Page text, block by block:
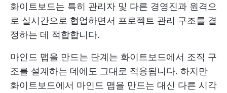
화이트보드는 특히 관리자 및 다른 경영진과 원격으
로 실시간으로 협업하면서 프로젝트 관리 구조를 결
정하는 데 적합합니다.
마인드 맵을 만드는 단계는 화이트보드에서 조직 구
조를 설계하는 데에도 그대로 적용됩니다. 하지만
화이트보드에서 마인드 맵을 만드는 대신 다른 시각